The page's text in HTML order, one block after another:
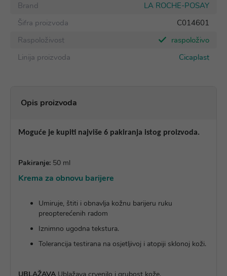
Brand
LA ROCHE-POSAY
Šifra proizvoda
C014601
Raspoloživost
raspoloživo
Linija proizvoda
Cicaplast
Opis proizvoda
Moguće je kupiti najviše 6 pakiranja istog proizvoda.
Pakiranje: 50 ml
Krema za obnovu barijere
Umiruje, štiti i obnavlja kožnu barijeru ruku
preopterećenih radom
Iznimno ugodna tekstura.
Tolerancija testirana na osjetljivoj i atopiji sklonoj koži.